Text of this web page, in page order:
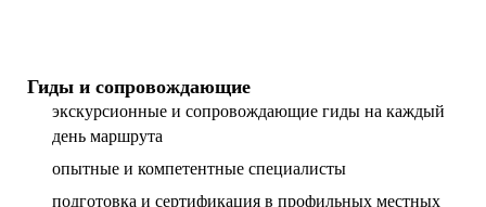
Гиды и сопровождающие
экскурсионные и сопровождающие гиды на каждый
день маршрута
опытные и компетентные специалисты
подготовка и сертификация в профильных местных